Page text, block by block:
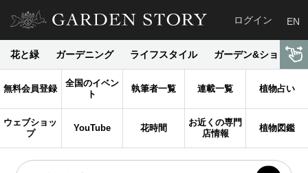
ログイン EN
花と緑 ガーデニング ライフスタイル ガーデン&ショップ
無料会員登録
全国のイベン
ト
執筆者一覧 連載一覧 植物占い
ウェブショッ
プ
YouTube 花時間
お近くの専門
店情報
植物図鑑